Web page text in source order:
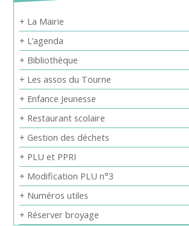
+ La Mairie
+ L’agenda
+ Bibliothèque
+ Les assos du Tourne
+ Enfance Jeunesse
+ Restaurant scolaire
+ Gestion des déchets
+ PLU et PPRI
+ Modification PLU n°3
+ Numéros utiles
+ Réserver broyage